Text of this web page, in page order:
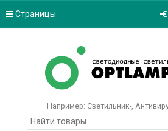
Страницы
Например: Светильник-